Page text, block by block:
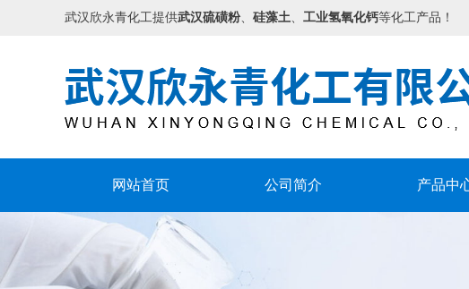
武汉欣永青化工提供武汉硫磺粉、 硅藻土、 工业氢氧化钙等化工产品！
网站首页 公司简介 产品中